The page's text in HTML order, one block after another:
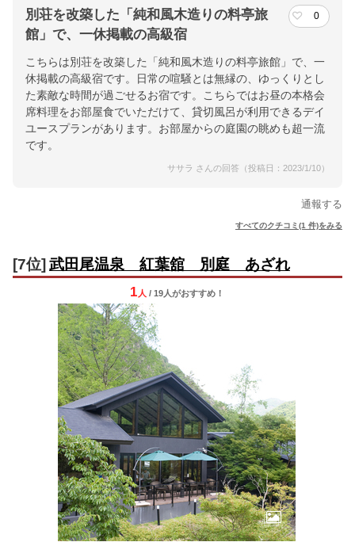
別荘を改築した「純和風木造りの料亭旅
館」で、一休掲載の高級宿
0
こちらは別荘を改築した「純和風木造りの料亭旅館」で、一
休掲載の高級宿です。日常の喧騒とは無縁の、ゆっくりとし
た素敵な時間が過ごせるお宿です。こちらではお昼の本格会
席料理をお部屋食でいただけて、貸切風呂が利用できるデイ
ユースプランがあります。お部屋からの庭園の眺めも超一流
です。
ササラ さんの回答（投稿日：2023/1/10）
通報する
すべてのクチコミ(1 件)をみる
[7位] 武田尾温泉 紅葉舘 別庭 あざれ
1 人 / 19人がおすすめ！